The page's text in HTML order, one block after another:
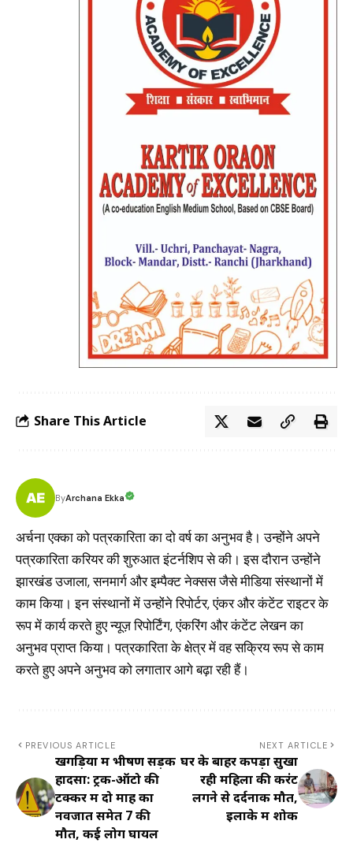
Share This Article
ByArchana Ekka
अर्चना एक्का को पत्रकारिता का दो वर्ष का अनुभव है। उन्होंने अपने
पत्रकारिता करियर की शुरुआत इंटर्नशिप से की। इस दौरान उन्होंने
झारखंड उजाला, सनमार्ग और इम्पैक्ट नेक्सस जैसे मीडिया संस्थानों में
काम किया। इन संस्थानों में उन्होंने रिपोर्टर, एंकर और कंटेंट राइटर के
रूप में कार्य करते हुए न्यूज़ रिपोर्टिंग, एंकरिंग और कंटेंट लेखन का
अनुभव प्राप्त किया। पत्रकारिता के क्षेत्र में वह सक्रिय रूप से काम
करते हुए अपने अनुभव को लगातार आगे बढ़ा रही हैं।
PREVIOUS ARTICLE
खगड़िया में भीषण सड़क
हादसा: ट्रक-ऑटो की
टक्कर में दो माह का
नवजात समेत 7 की
मौत, कई लोग घायल
NEXT ARTICLE
घर के बाहर कपड़ा सुखा
रही महिला की करंट
लगने से दर्दनाक मौत,
इलाके में शोक